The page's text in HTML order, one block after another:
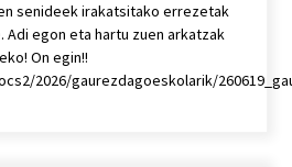
senideek irakatsitako errezetak
egon eta hartu zuen arkatzak
On egin!!
2026/gaurezdagoeskolarik/